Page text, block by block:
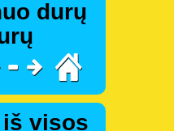
durų
iš visos